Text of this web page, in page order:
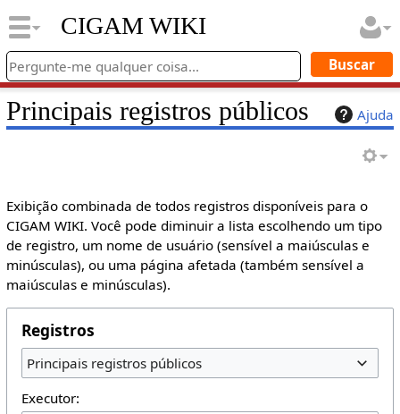
CIGAM WIKI
Ajuda
Principais registros públicos
Exibição combinada de todos registros disponíveis para o
CIGAM WIKI. Você pode diminuir a lista escolhendo um tipo
de registro, um nome de usuário (sensível a maiúsculas e
minúsculas), ou uma página afetada (também sensível a
maiúsculas e minúsculas).
Registros
Principais registros públicos
Executor: